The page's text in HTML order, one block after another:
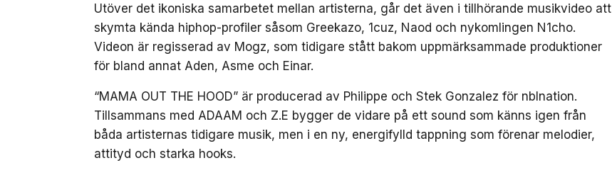
Utöver det ikoniska samarbetet mellan artisterna, går det även i tillhörande musikvideo att
skymta kända hiphop-profiler såsom Greekazo, 1cuz, Naod och nykomlingen N1cho.
Videon är regisserad av Mogz, som tidigare stått bakom uppmärksammade produktioner
för bland annat Aden, Asme och Einar.
“MAMA OUT THE HOOD” är producerad av Philippe och Stek Gonzalez för nblnation.
Tillsammans med ADAAM och Z.E bygger de vidare på ett sound som känns igen från
båda artisternas tidigare musik, men i en ny, energifylld tappning som förenar melodier,
attityd och starka hooks.